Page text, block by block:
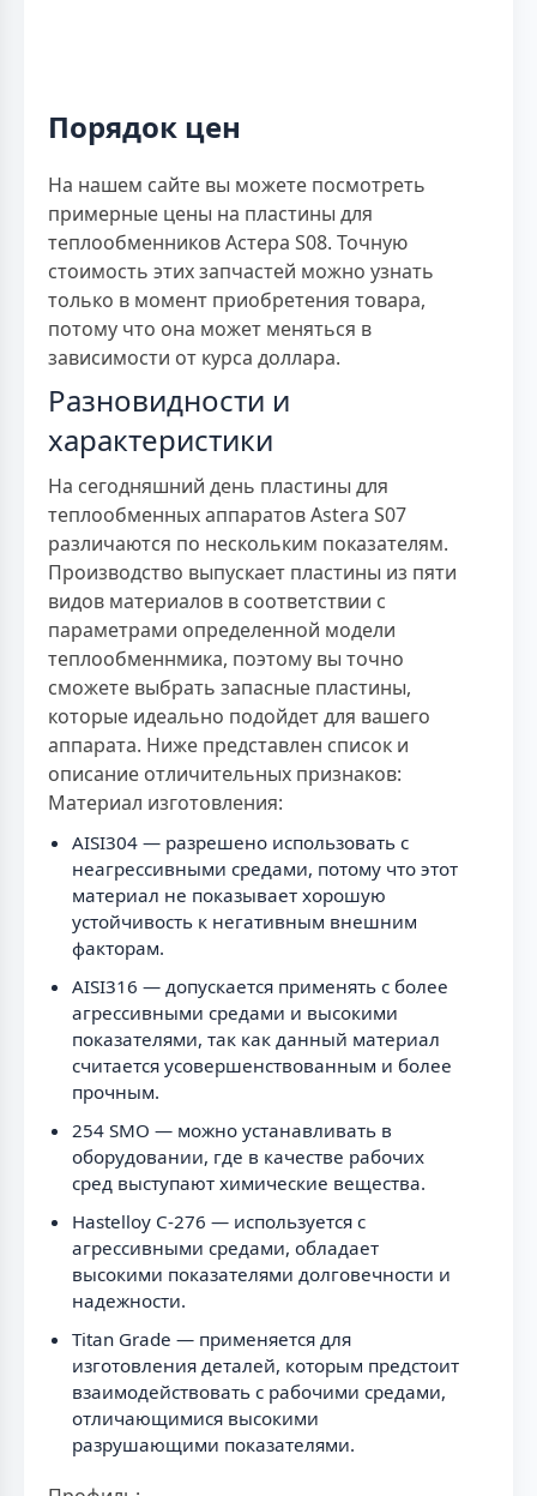
Порядок цен
На нашем сайте вы можете посмотреть
примерные цены на пластины для
теплообменников Астера S08. Точную
стоимость этих запчастей можно узнать
только в момент приобретения товара,
потому что она может меняться в
зависимости от курса доллара.
Разновидности и
характеристики
На сегодняшний день пластины для
теплообменных аппаратов Astera S07
различаются по нескольким показателям.
Производство выпускает пластины из пяти
видов материалов в соответствии с
параметрами определенной модели
теплообменнмика, поэтому вы точно
сможете выбрать запасные пластины,
которые идеально подойдет для вашего
аппарата. Ниже представлен список и
описание отличительных признаков:
Материал изготовления:
AISI304 — разрешено использовать с
неагрессивными средами, потому что этот
материал не показывает хорошую
устойчивость к негативным внешним
факторам.
AISI316 — допускается применять с более
агрессивными средами и высокими
показателями, так как данный материал
считается усовершенствованным и более
прочным.
254 SMO — можно устанавливать в
оборудовании, где в качестве рабочих
сред выступают химические вещества.
Hastelloy C-276 — используется с
агрессивными средами, обладает
высокими показателями долговечности и
надежности.
Titan Grade — применяется для
изготовления деталей, которым предстоит
взаимодействовать с рабочими средами,
отличающимися высокими
разрушающими показателями.